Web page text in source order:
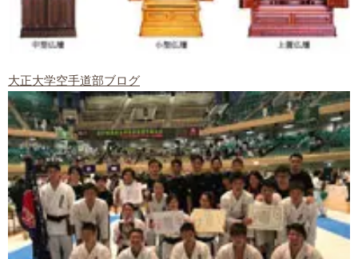
大正大学空手道部ブログ